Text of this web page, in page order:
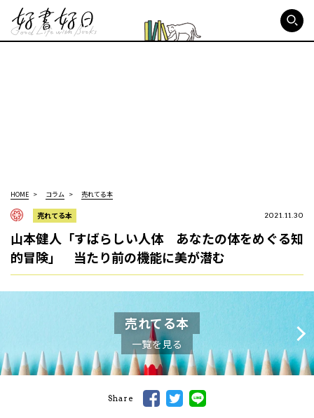
HOME コラム 売れてる本
売れてる本 2021.11.30
山本健人「すばらしい人体 あなたの体をめぐる知
的冒険」 当たり前の機能に美が潜む
売れてる本
一覧を見る
Share